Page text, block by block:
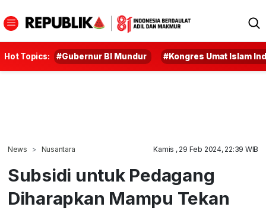
Hot Topics: #Gubernur BI Mundur #Kongres Umat Islam
News Nusantara Kamis , 29 Feb 2024, 22:39 WIB
Subsidi untuk Pedagang
Diharapkan Mampu Tekan